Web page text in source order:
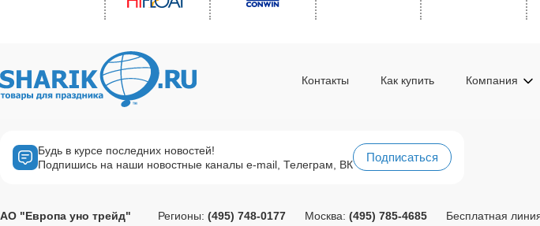
Контакты Как купить Компания
Будь в курсе последних новостей!
Подпишись на наши новостные каналы e-mail, Телеграм, ВК
Подписаться
АО "Европа уно трейд" Регионы: (495) 748-0177 Москва: (495) 785-4685 Бесплатная